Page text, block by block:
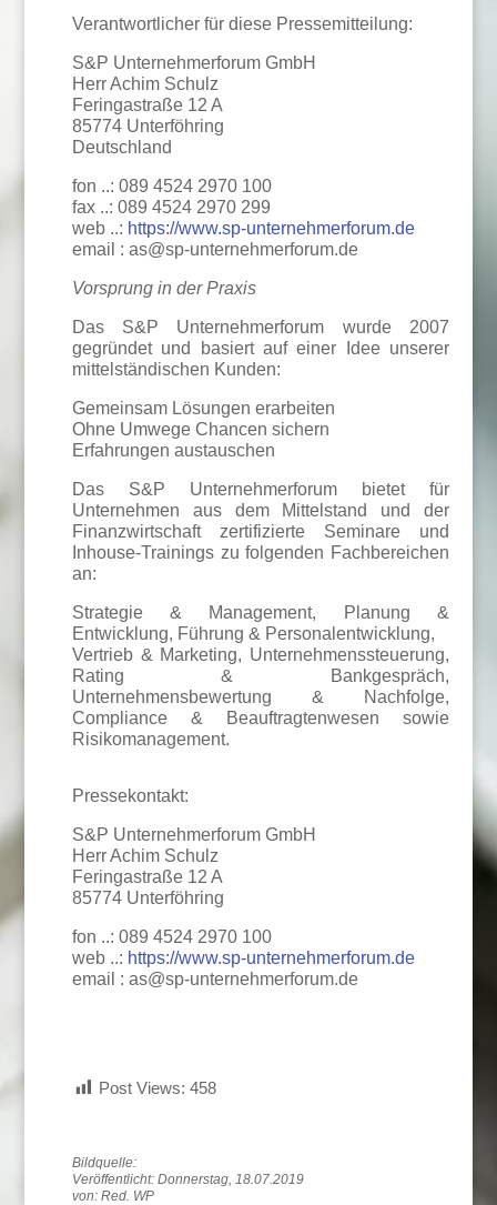
Verantwortlicher für diese Pressemitteilung:
S&P Unternehmerforum GmbH
Herr Achim Schulz
Feringastraße 12 A
85774 Unterföhring
Deutschland
fon ..: 089 4524 2970 100
fax ..: 089 4524 2970 299
web ..: https://www.sp-unternehmerforum.de
email : as@sp-unternehmerforum.de
Vorsprung in der Praxis
Das S&P Unternehmerforum wurde 2007
gegründet und basiert auf einer Idee unserer
mittelständischen Kunden:
Gemeinsam Lösungen erarbeiten
Ohne Umwege Chancen sichern
Erfahrungen austauschen
Das S&P Unternehmerforum bietet für
Unternehmen aus dem Mittelstand und der
Finanzwirtschaft zertifizierte Seminare und
Inhouse-Trainings zu folgenden Fachbereichen
an:
Strategie & Management, Planung &
Entwicklung, Führung & Personalentwicklung,
Vertrieb & Marketing, Unternehmenssteuerung,
Rating & Bankgespräch,
Unternehmensbewertung & Nachfolge,
Compliance & Beauftragtenwesen sowie
Risikomanagement.
Pressekontakt:
S&P Unternehmerforum GmbH
Herr Achim Schulz
Feringastraße 12 A
85774 Unterföhring
fon ..: 089 4524 2970 100
web ..: https://www.sp-unternehmerforum.de
email : as@sp-unternehmerforum.de
Post Views: 458
Veröffentlicht: Donnerstag, 18.07.2019
von: Red. WP